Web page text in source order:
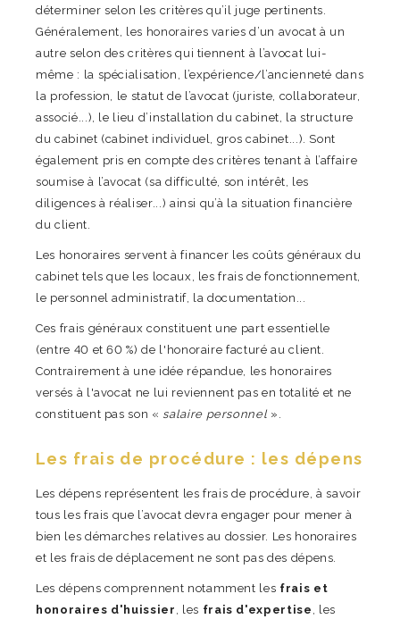
déterminer selon les critères qu’il juge pertinents.
Généralement, les honoraires varies d’un avocat à un
autre selon des critères qui tiennent à l’avocat lui-
même : la spécialisation, l’expérience/l’ancienneté dans
la profession, le statut de l’avocat (juriste, collaborateur,
associé...), le lieu d’installation du cabinet, la structure
du cabinet (cabinet individuel, gros cabinet...). Sont
également pris en compte des critères tenant à l’affaire
soumise à l’avocat (sa difficulté, son intérêt, les
diligences à réaliser...) ainsi qu’à la situation financière
du client.
Les honoraires servent à financer les coûts généraux du
cabinet tels que les locaux, les frais de fonctionnement,
le personnel administratif, la documentation...
Ces frais généraux constituent une part essentielle
(entre 40 et 60 %) de l'honoraire facturé au client.
Contrairement à une idée répandue, les honoraires
versés à l'avocat ne lui reviennent pas en totalité et ne
constituent pas son « salaire personnel ».
Les frais de procédure : les dépens
Les dépens représentent les frais de procédure, à savoir
tous les frais que l’avocat devra engager pour mener à
bien les démarches relatives au dossier. Les honoraires
et les frais de déplacement ne sont pas des dépens.
Les dépens comprennent notamment les frais et
honoraires d'huissier , les frais d'expertise , les